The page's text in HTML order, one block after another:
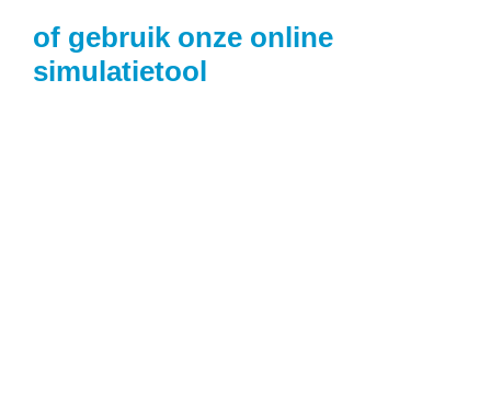
of gebruik onze online
simulatietool